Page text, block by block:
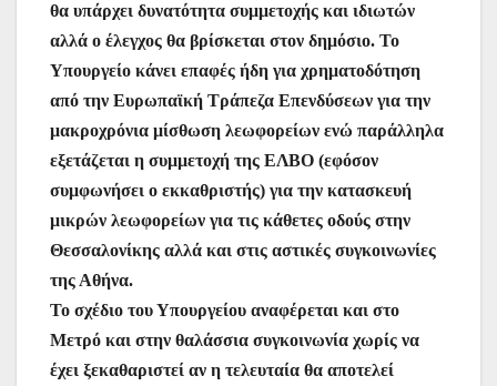
θα υπάρχει δυνατότητα συμμετοχής και ιδιωτών
αλλά ο έλεγχος θα βρίσκεται στον δημόσιο. Το
Υπουργείο κάνει επαφές ήδη για χρηματοδότηση
από την Ευρωπαϊκή Τράπεζα Επενδύσεων για την
μακροχρόνια μίσθωση λεωφορείων ενώ παράλληλα
εξετάζεται η συμμετοχή της ΕΛΒΟ (εφόσον
συμφωνήσει ο εκκαθριστής) για την κατασκευή
μικρών λεωφορείων για τις κάθετες οδούς στην
Θεσσαλονίκης αλλά και στις αστικές συγκοινωνίες
της Αθήνα.
Το σχέδιο του Υπουργείου αναφέρεται και στο
Μετρό και στην θαλάσσια συγκοινωνία χωρίς να
έχει ξεκαθαριστεί αν η τελευταία θα αποτελεί